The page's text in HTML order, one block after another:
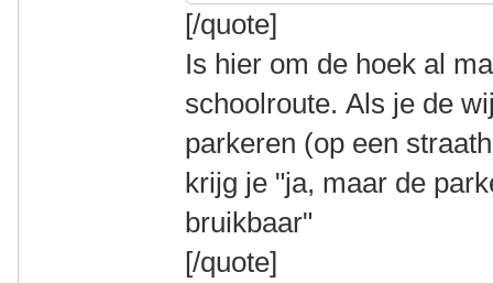
[/quote]
Is hier om de hoek al
schoolroute. Als je de
parkeren (op een
krijg je "ja, maar de
bruikbaar"
[/quote]